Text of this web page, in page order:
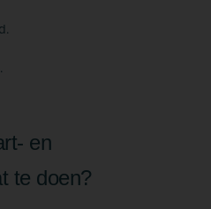
en
te doen?